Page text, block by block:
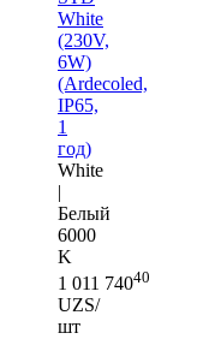
White
(230V,
6W)
(Ardecoled,
IP65,
1
год)
White
|
Белый
6000
K
1 011 74040
UZS/
шт